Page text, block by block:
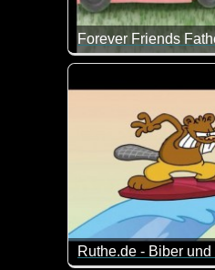
Alles Liebe und